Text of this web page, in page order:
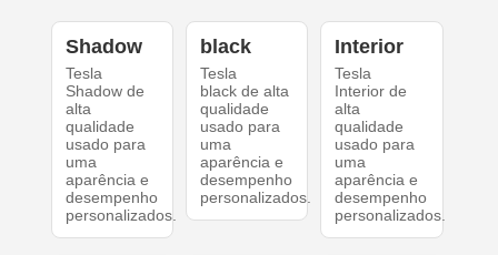
Shadow
Tesla
Shadow de
alta
qualidade
usado para
uma
aparência e
desempenho
personalizados.
black
Tesla
black de alta
qualidade
usado para
uma
aparência e
desempenho
personalizados.
Interior
Tesla
Interior de
alta
qualidade
usado para
uma
aparência e
desempenho
personalizados.